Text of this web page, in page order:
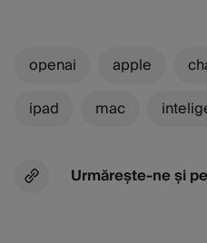
openai apple
ipad
mac
Urmărește-ne și pe